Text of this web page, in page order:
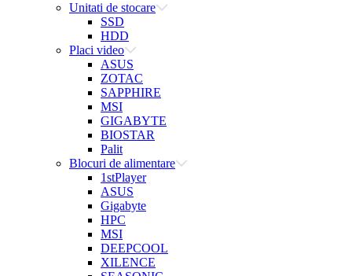
Unitati de stocare
SSD
HDD
Placi video
ASUS
ZOTAC
SAPPHIRE
MSI
GIGABYTE
BIOSTAR
Palit
Blocuri de alimentare
1stPlayer
ASUS
Gigabyte
HPC
MSI
DEEPCOOL
XILENCE